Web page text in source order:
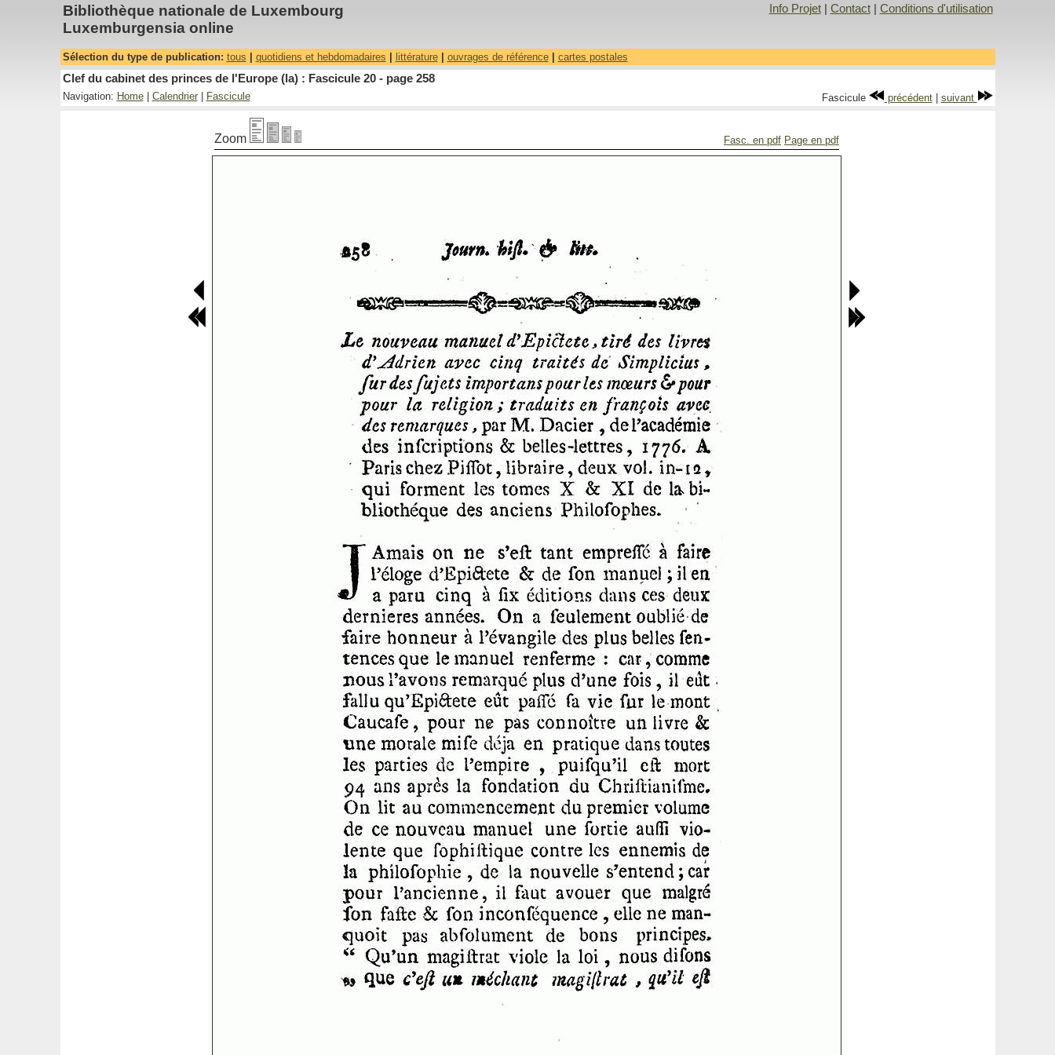
Bibliothèque nationale de Luxembourg
Luxemburgensia online
Info Projet| Contact| Conditions d'utilisation
Sélection du type de publication: tous quotidiens et hebdomadaires littérature| ouvrages de référence| cartes postales
Clef du cabinet des princes de l'Europe (la) : Fascicule 20 - page 258
Navigation: Home| Calendrier| Fascicule Fascicule précédent| suivant
Zoom Fasc. en pdf Page en pdf